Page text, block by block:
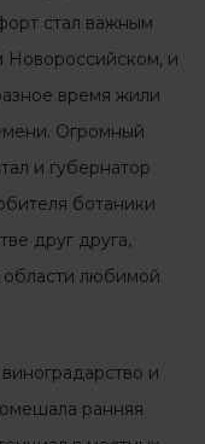
стал важным
и
время жили
Огромный
и губернатор
ботаники
друг друга,
любимой
и
ранняя